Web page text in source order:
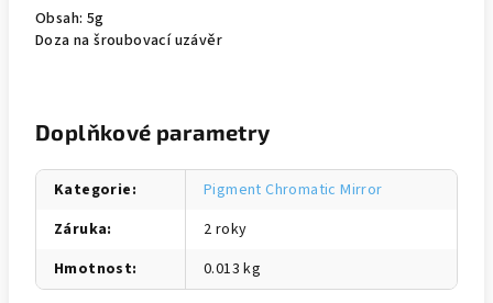
Obsah: 5g
Doza na šroubovací uzávěr
Doplňkové parametry
Kategorie:
Pigment Chromatic Mirror
Záruka:
2 roky
Hmotnost: 0.013 kg